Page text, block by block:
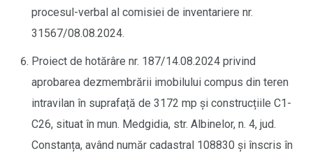
procesul-verbal al comisiei de inventariere nr.
31567/08.08.2024.
Proiect de hotărâre nr. 187/14.08.2024 privind
aprobarea dezmembrării imobilului compus din teren
intravilan în suprafață de 3172 mp și construcțiile C1-
C26, situat în mun. Medgidia, str. Albinelor, n. 4, jud.
Constanța, având număr cadastral 108830 și înscris în